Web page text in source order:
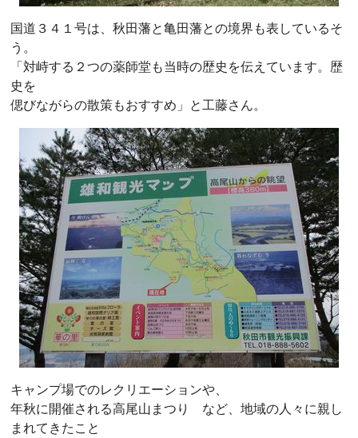
国道３４１号は、秋田藩と亀田藩との境界も表しているそ
う。
「対峙する２つの薬師堂も当時の歴史を伝えています。歴
史を
偲びながらの散策もおすすめ」と工藤さん。
キャンプ場でのレクリエーションや、
年秋に開催される高尾山まつり など、地域の人々に親し
まれてきたこと